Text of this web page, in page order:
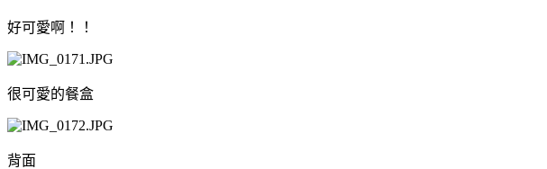
好可愛啊！！
很可愛的餐盒
背面